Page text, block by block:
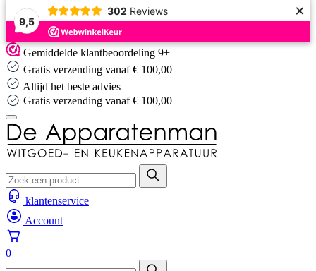
9,5
302 Reviews ×
Skip
to
content
Gemiddelde klantbeoordeling 9+
Gratis verzending vanaf € 100,00
Altijd het beste advies
Gratis verzending vanaf € 100,00
klantenservice
Account
0